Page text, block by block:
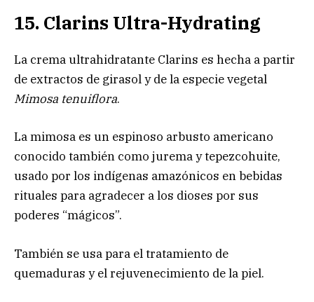
15. Clarins Ultra-Hydrating
La crema ultrahidratante Clarins es hecha a partir
de extractos de girasol y de la especie vegetal
Mimosa tenuiflora.
La mimosa es un espinoso arbusto americano
conocido también como jurema y tepezcohuite,
usado por los indígenas amazónicos en bebidas
rituales para agradecer a los dioses por sus
poderes “mágicos”.
También se usa para el tratamiento de
quemaduras y el rejuvenecimiento de la piel.